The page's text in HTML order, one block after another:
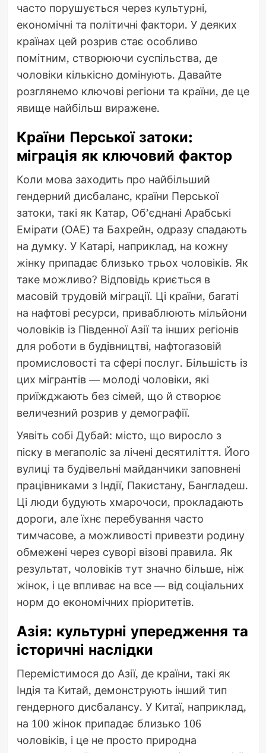
часто порушується через культурні,
економічні та політичні фактори. У деяких
країнах цей розрив стає особливо
помітним, створюючи суспільства, де
чоловіки кількісно домінують. Давайте
розглянемо ключові регіони та країни, де це
явище найбільш виражене.
Країни Перської затоки:
міграція як ключовий фактор
Коли мова заходить про найбільший
гендерний дисбаланс, країни Перської
затоки, такі як Катар, Об’єднані Арабські
Емірати (ОАЕ) та Бахрейн, одразу спадають
на думку. У Катарі, наприклад, на кожну
жінку припадає близько трьох чоловіків. Як
таке можливо? Відповідь криється в
масовій трудовій міграції. Ці країни, багаті
на нафтові ресурси, приваблюють мільйони
чоловіків із Південної Азії та інших регіонів
для роботи в будівництві, нафтогазовій
промисловості та сфері послуг. Більшість із
цих мігрантів — молоді чоловіки, які
приїжджають без сімей, що й створює
величезний розрив у демографії.
Уявіть собі Дубай: місто, що виросло з
піску в мегаполіс за лічені десятиліття. Його
вулиці та будівельні майданчики заповнені
працівниками з Індії, Пакистану, Бангладеш.
Ці люди будують хмарочоси, прокладають
дороги, але їхнє перебування часто
тимчасове, а можливості привезти родину
обмежені через суворі візові правила. Як
результат, чоловіків тут значно більше, ніж
жінок, і це впливає на все — від соціальних
норм до економічних пріоритетів.
Азія: культурні упередження та
історичні наслідки
Перемістимося до Азії, де країни, такі як
Індія та Китай, демонструють інший тип
гендерного дисбалансу. У Китаї, наприклад,
на 100 жінок припадає близько 106
чоловіків, і це не просто природна